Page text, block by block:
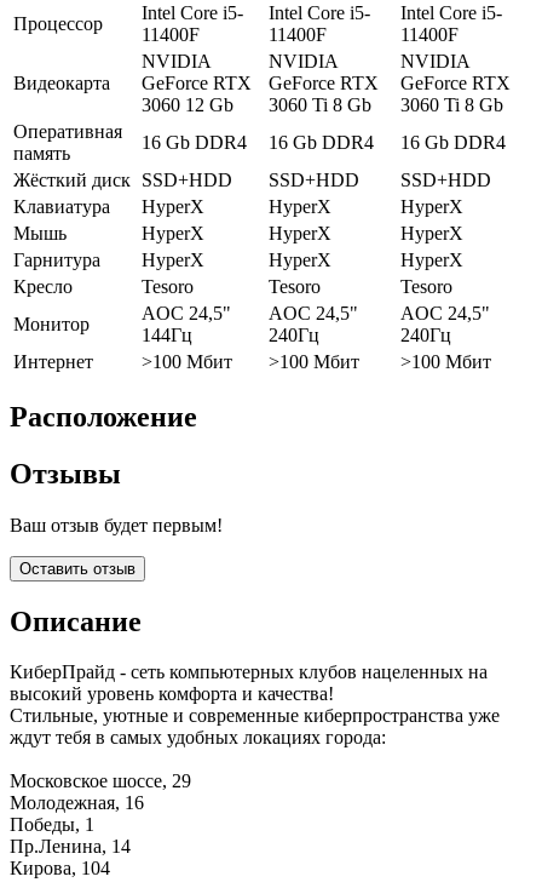
Процессор
Intel Core i5-
11400F
Intel Core i5-
11400F
Intel Core i5-
11400F
Видеокарта
NVIDIA
GeForce RTX
3060 12 Gb
NVIDIA
GeForce RTX
3060 Ti 8 Gb
NVIDIA
GeForce RTX
3060 Ti 8 Gb
Оперативная
память
16 Gb DDR4 16 Gb DDR4
16 Gb DDR4
Жёсткий диск SSD+HDD SSD+HDD
SSD+HDD
Клавиатура
HyperX HyperX
HyperX
Мышь
HyperX HyperX
HyperX
Гарнитура
HyperX HyperX
HyperX
Кресло
Tesoro Tesoro
Tesoro
Монитор
AOC 24,5"
144Гц
AOC 24,5"
240Гц
AOC 24,5"
240Гц
Интернет
>100 Мбит >100 Мбит >100 Мбит
Расположение
Отзывы
Ваш отзыв будет первым!
Оставить отзыв
Описание
КиберПрайд - сеть компьютерных клубов нацеленных на
высокий уровень комфорта и качества!
Стильные, уютные и современные киберпространства уже
ждут тебя в самых удобных локациях города:
Московское шоссе, 29
Молодежная, 16
Победы, 1
Пр.Ленина, 14
Кирова, 104